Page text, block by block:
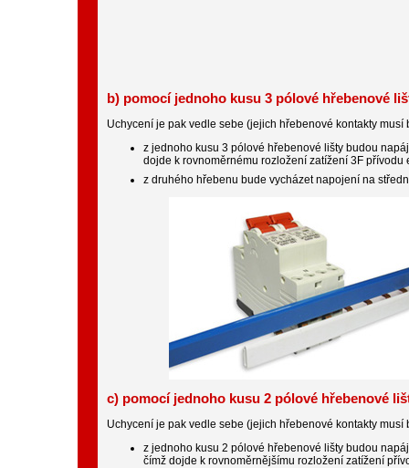
b) pomocí jednoho kusu 3 pólové hřebenové
Uchycení je pak vedle sebe (jejich hřebenové kontakty
z jednoho kusu 3 pólové hřebenové lišty budou
dojde k rovnoměrnému rozložení zatížení 3F přívodu
z druhého hřebenu bude vycházet napojení na
c) pomocí jednoho kusu 2 pólové hřebenové
Uchycení je pak vedle sebe (jejich hřebenové kontakty
z jednoho kusu 2 pólové hřebenové lišty budou
čímž dojde k rovnoměrnějšímu rozložení zatížení